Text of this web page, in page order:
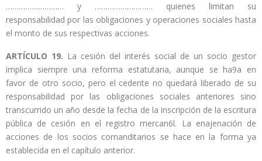
……………………… y ……………………… quienes limitan su
responsabilidad por las obligaciones y operaciones sociales hasta
el monto de sus respectivas acciones.
ARTÍCULO 19. La cesión del interés social de un socio gestor
implica siempre una reforma estatutaria, aunque se ha9a en
favor de otro socio, pero el cedente no quedará liberado de su
responsabilidad por las obligaciones sociales anteriores sino
transcurrido un año desde la fecha de la inscripción de la escritura
pública de cesión en el registro mercan6l. La enajenación de
acciones de los socios comanditarios se hace en la forma ya
establecida en el capítulo anterior.